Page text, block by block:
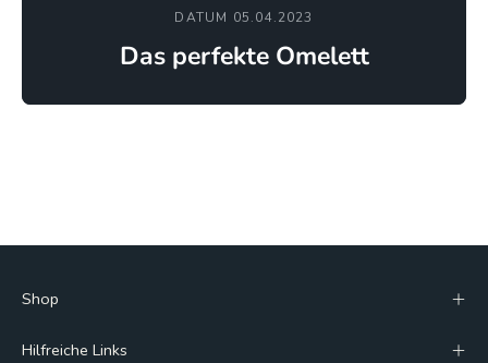
DATUM 05.04.2023
Das perfekte Omelett
Shop
Hilfreiche Links